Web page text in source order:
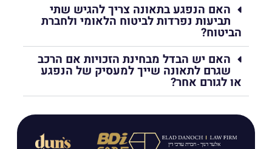
האם הנפגע בתאונה צריך להגיש שתי
תביעות נפרדות לביטוח הלאומי ולחברת
הביטוח?
האם יש הבדל מבחינת הזכויות אם הרכב
שגרם לתאונה שייך למעסיק של הנפגע
או לגורם אחר?